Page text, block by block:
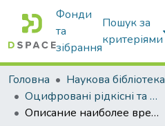
Фонди
та
зібрання
Пошук за
критеріями
Головна
Наукова бібліотека
Оцифровані рідкісні та цінні видання з фонду наукової бібліотеки
Описание наиболее вредных лесам насекомых в средней полосе России